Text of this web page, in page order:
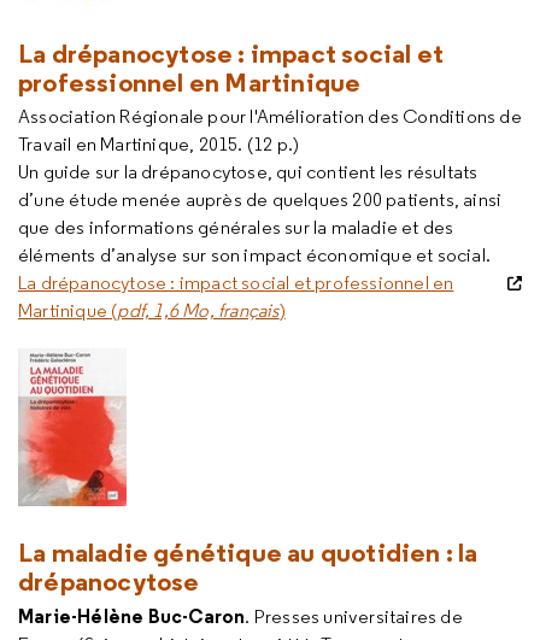
La drépanocytose : impact social et
professionnel en Martinique
Association Régionale pour l'Amélioration des Conditions de
Travail en Martinique, 2015. (12 p.)
Un guide sur la drépanocytose, qui contient les résultats
d’une étude menée auprès de quelques 200 patients, ainsi
que des informations générales sur la maladie et des
éléments d’analyse sur son impact économique et social.
La drépanocytose : impact social et professionnel en
Martinique (pdf, 1,6 Mo, français)
La maladie génétique au quotidien : la
drépanocytose
Marie-Hélène Buc-Caron. Presses universitaires de